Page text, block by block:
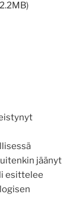
jäänyt
esittelee